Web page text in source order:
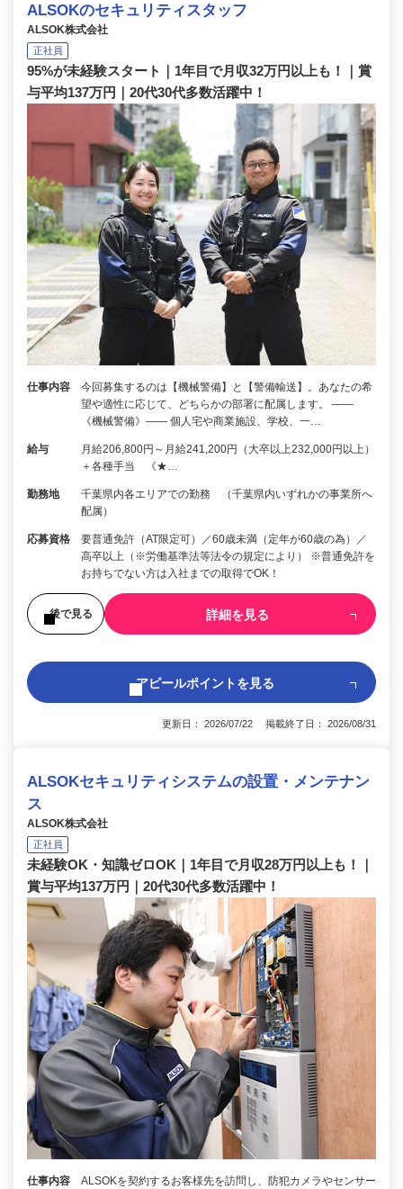
ALSOKのセキュリティスタッフ
ALSOK株式会社
正社員
95%が未経験スタート｜1年目で月収32万円以上も！｜賞
与平均137万円｜20代30代多数活躍中！
仕事内容
今回募集するのは【機械警備】と【警備輸送】。あなたの希
望や適性に応じて、どちらかの部署に配属します。 ――
《機械警備》―― 個人宅や商業施設、学校、一…
給与
月給206,800円～月給241,200円（大卒以上232,000円以上）
＋各種手当 《★…
勤務地
千葉県内各エリアでの勤務 （千葉県内いずれかの事業所へ
配属）
応募資格
要普通免許（AT限定可）／60歳未満（定年が60歳の為）／
高卒以上（※労働基準法等法令の規定により） ※普通免許を
お持ちでない方は入社までの取得でOK！
後で見る 詳細を見る
アピールポイントを見る
更新日： 2026/07/22 掲載終了日： 2026/08/31
ALSOKセキュリティシステムの設置・メンテナン
ス
ALSOK株式会社
正社員
未経験OK・知識ゼロOK｜1年目で月収28万円以上も！｜
賞与平均137万円｜20代30代多数活躍中！
仕事内容
ALSOKを契約するお客様先を訪問し、防犯カメラやセンサー